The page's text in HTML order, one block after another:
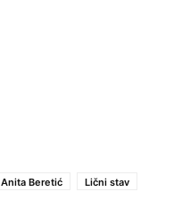
Anita Beretić
Lični stav